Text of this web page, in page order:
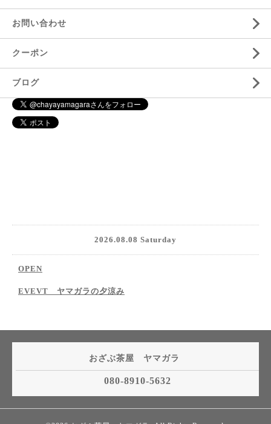
お問い合わせ
クーポン
ブログ
2026.08.08 Saturday
OPEN
EVEVT ヤマガラの夕涼み
おざぶ茶屋 ヤマガラ
080-8910-5632